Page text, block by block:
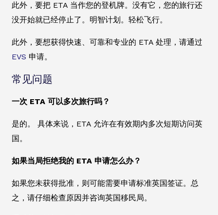
此外，要把 ETA 当作您的登机牌。没有它，您的旅行还
没开始就已经停止了。明智计划。轻松飞行。
此外，要想获得快速、可靠和专业的 ETA 处理，请通过
EVS 申请。
常见问题
一次 ETA 可以多次旅行吗？
是的。 具体来说，ETA 允许在有效期内多次短期访问英
国。
如果当局拒绝我的 ETA 申请怎么办？
如果您未获得批准，则可能需要申请标准英国签证。总
之，请仔细检查原因并咨询英国移民局。